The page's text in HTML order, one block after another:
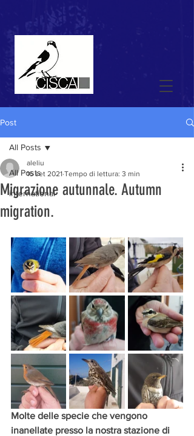
Post
All Posts
international
All Posts
Migrazione autunnale. Autumn
migration.
aleliu
16 set 2021 Tempo di lettura: 3 min
Molte delle specie che vengono
inanellate presso la nostra stazione di